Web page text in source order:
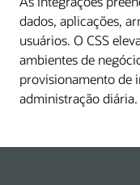
dados, aplicações,
usuários. O CSS
ambientes de
provisionamento de
administração diária.